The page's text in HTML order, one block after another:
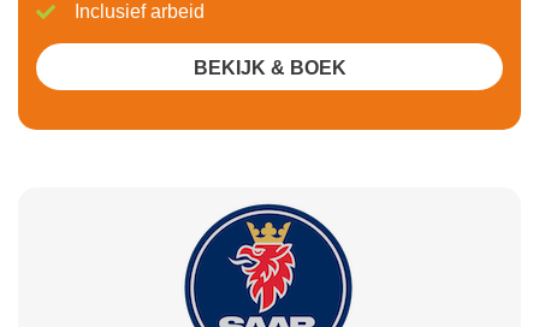
Inclusief arbeid
BEKIJK & BOEK